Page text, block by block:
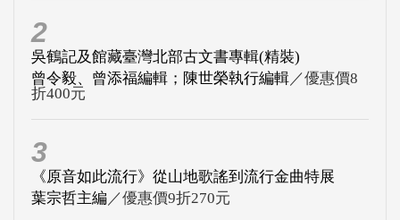
2
吳鶴記及館藏臺灣北部古文書專輯(精裝)
曾令毅、曾添福編輯；陳世榮執行編輯／優惠價8
折400元
3
《原音如此流行》從山地歌謠到流行金曲特展
葉宗哲主編 ／優惠價9折270元